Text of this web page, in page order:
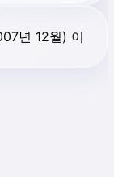
년 12월) 이